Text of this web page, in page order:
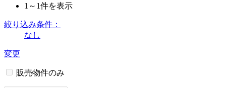
1～1件を表示
絞り込み条件：
なし
変更
販売物件のみ